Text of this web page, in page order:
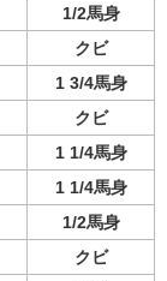
1/2馬身
クビ
1 3/4馬身
クビ
1 1/4馬身
1 1/4馬身
1/2馬身
クビ